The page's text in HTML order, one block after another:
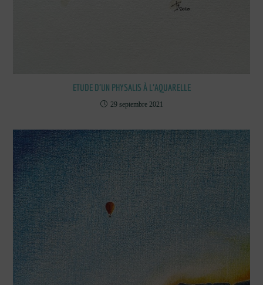
ETUDE D’UN PHYSALIS À L’AQUARELLE
29 septembre 2021